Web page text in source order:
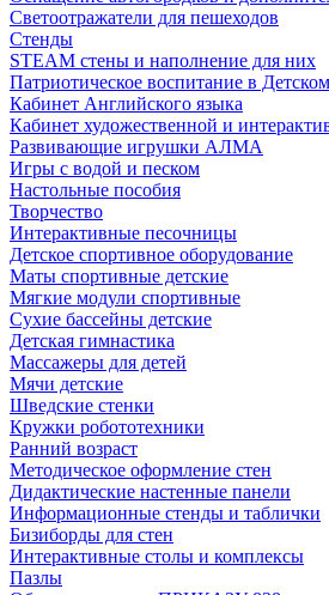
Светоотражатели для пешеходов
Стенды
STEAM стены и наполнение для них
Патриотическое воспитание в
Кабинет Английского языка
Кабинет художественной и
Развивающие игрушки АЛМА
Игры с водой и песком
Настольные пособия
Творчество
Интерактивные песочницы
Детское спортивное оборудование
Маты спортивные детские
Мягкие модули спортивные
Сухие бассейны детские
Детская гимнастика
Массажеры для детей
Мячи детские
Шведские стенки
Кружки робототехники
Ранний возраст
Методическое оформление стен
Дидактические настенные панели
Информационные стенды и таблички
Бизиборды для стен
Интерактивные столы и комплексы
Пазлы